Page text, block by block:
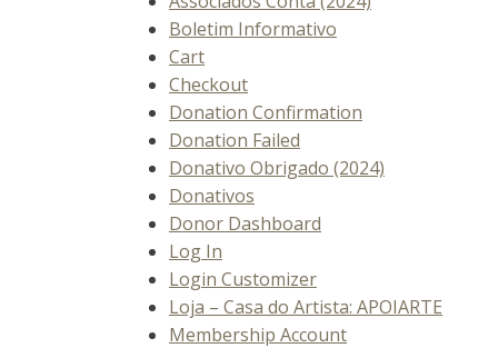
Boletim Informativo
Cart
Checkout
Donation Confirmation
Donation Failed
Donativo Obrigado (2024)
Donativos
Donor Dashboard
Log In
Login Customizer
Loja – Casa do Artista: APOIARTE
Membership Account